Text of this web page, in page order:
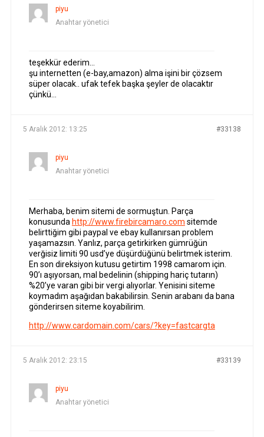
piyu
Anahtar yönetici
teşekkür ederim…
şu internetten (e-bay,amazon) alma işini bir çözsem
süper olacak.. ufak tefek başka şeyler de olacaktır
çünkü…
5 Aralık 2012: 13:25 #33138
piyu
Anahtar yönetici
Merhaba, benim sitemi de sormuştun. Parça
konusunda http://www.firebircamaro.com sitemde
belirttiğim gibi paypal ve ebay kullanırsan problem
yaşamazsın. Yanlız, parça getirkirken gümrüğün
verğisiz limiti 90 usd’ye düşürdüğünü belirtmek isterim.
En son direksiyon kutusu getirtim 1998 camarom için.
90’ı aşıyorsan, mal bedelinin (shipping hariç tutarın)
%20’ye varan gibi bir vergi alıyorlar. Yenisini siteme
koymadım aşağıdan bakabilirsin. Senin arabanı da bana
gönderirsen siteme koyabilirim.
http://www.cardomain.com/cars/?key=fastcargta
5 Aralık 2012: 23:15 #33139
piyu
Anahtar yönetici